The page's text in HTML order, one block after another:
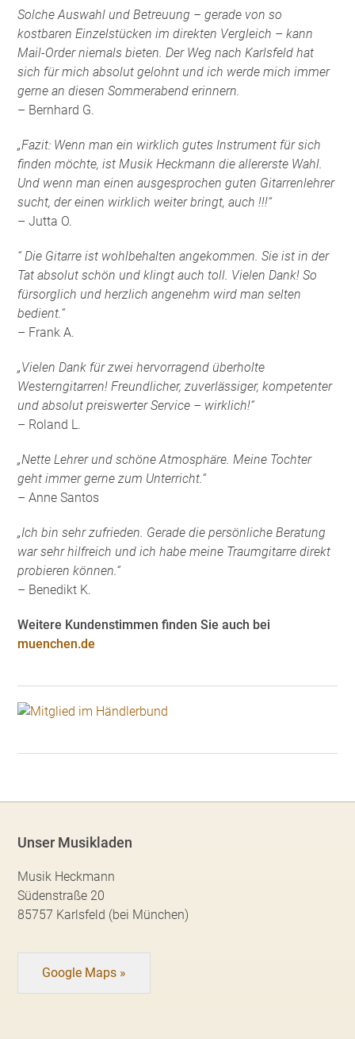
Solche Auswahl und Betreuung – gerade von so
kostbaren Einzelstücken im direkten Vergleich – kann
Mail-Order niemals bieten. Der Weg nach Karlsfeld hat
sich für mich absolut gelohnt und ich werde mich immer
gerne an diesen Sommerabend erinnern.
– Bernhard G.
„Fazit: Wenn man ein wirklich gutes Instrument für sich
finden möchte, ist Musik Heckmann die allererste Wahl.
Und wenn man einen ausgesprochen guten Gitarrenlehrer
sucht, der einen wirklich weiter bringt, auch !!!“
– Jutta O.
“ Die Gitarre ist wohlbehalten angekommen. Sie ist in der
Tat absolut schön und klingt auch toll. Vielen Dank! So
fürsorglich und herzlich angenehm wird man selten
bedient.“
– Frank A.
„Vielen Dank für zwei hervorragend überholte
Westerngitarren! Freundlicher, zuverlässiger, kompetenter
und absolut preiswerter Service – wirklich!“
– Roland L.
„Nette Lehrer und schöne Atmosphäre. Meine Tochter
geht immer gerne zum Unterricht.“
– Anne Santos
„Ich bin sehr zufrieden. Gerade die persönliche Beratung
war sehr hilfreich und ich habe meine Traumgitarre direkt
probieren können.“
– Benedikt K.
Weitere Kundenstimmen finden Sie auch bei
muenchen.de
Unser Musikladen
Musik Heckmann
Südenstraße 20
85757 Karlsfeld (bei München)
Google Maps »